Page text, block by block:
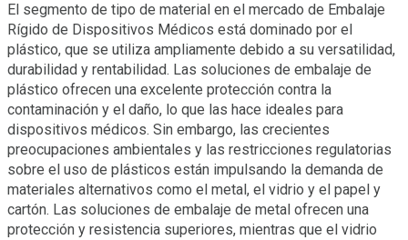
El segmento de tipo de material en el mercado de Embalaje
Rígido de Dispositivos Médicos está dominado por el
plástico, que se utiliza ampliamente debido a su versatilidad,
durabilidad y rentabilidad. Las soluciones de embalaje de
plástico ofrecen una excelente protección contra la
contaminación y el daño, lo que las hace ideales para
dispositivos médicos. Sin embargo, las crecientes
preocupaciones ambientales y las restricciones regulatorias
sobre el uso de plásticos están impulsando la demanda de
materiales alternativos como el metal, el vidrio y el papel y
cartón. Las soluciones de embalaje de metal ofrecen una
protección y resistencia superiores, mientras que el vidrio